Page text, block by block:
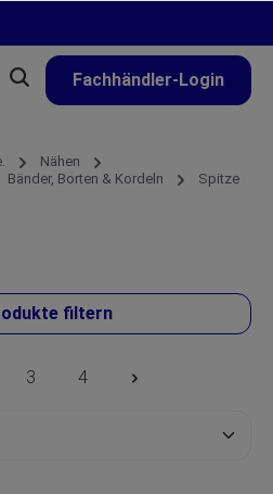
Fachhändler-Login
Nähen
Bänder, Borten & Kordeln Spitze
filtern
3 4